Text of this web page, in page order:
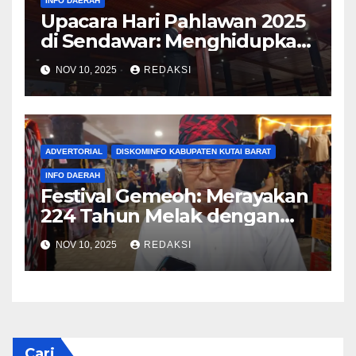
Upacara Hari Pahlawan 2025
di Sendawar: Menghidupkan
Spirit Juang dan Patriotisme
Kontemporer
NOV 10, 2025 REDAKSI
ADVERTORIAL DISKOMINFO KABUPATEN KUTAI BARAT
INFO DAERAH
Festival Gemeoh: Merayakan
224 Tahun Melak dengan
Semangat Budaya Pesisir
NOV 10, 2025 REDAKSI